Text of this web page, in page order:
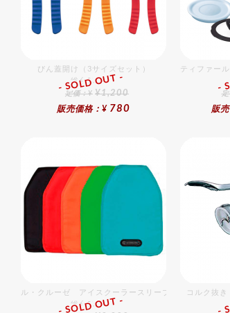
びん蓋開け（3サイズセット）
総合ﾗﾝｷﾝｸﾞ
定価：¥ ¥1,200
販売価格：¥ 780
- SOLD OUT -
ティファー
販
-
ル・クルーゼ アイスクーラースリーブ チェリーレッ
総合ﾗﾝｷﾝｸﾞ
- SOLD OUT -
コルク抜
-